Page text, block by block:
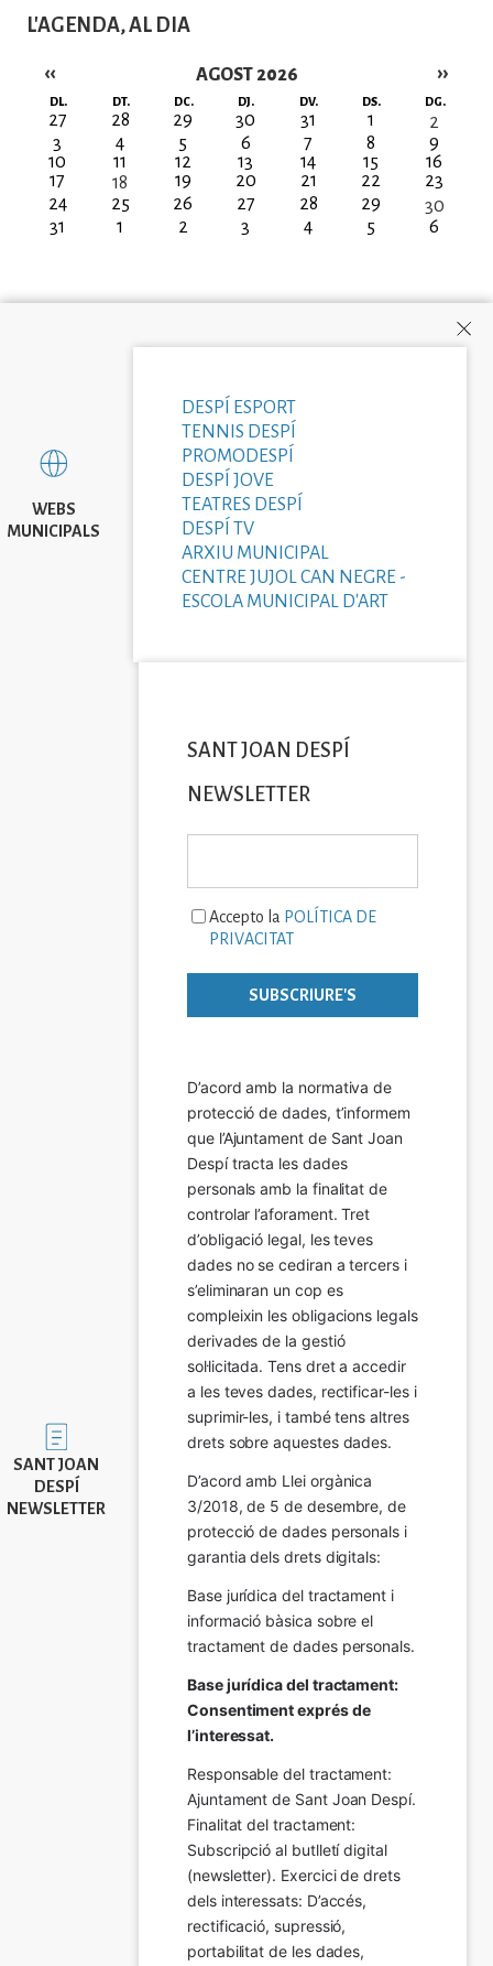
L'AGENDA, AL DIA
AGOST 2026
Paginació
‹‹ ››
DL. DT. DC. DJ. DV. DS. DG.
27 28 29 30 31 1
2
3
4 5 6 7 8
9
10
11 12 13 14 15
16
17
18 19 20 21 22
23
24
25 26 27 28 29
30
31
1 2 3 4 5 6
WEBS
MUNICIPALS
DESPÍ ESPORT
TENNIS DESPÍ
PROMODESPÍ
DESPÍ JOVE
TEATRES DESPÍ
DESPÍ TV
ARXIU MUNICIPAL
CENTRE JUJOL CAN NEGRE -
ESCOLA MUNICIPAL D'ART
Imatge
SANT JOAN
DESPÍ
NEWSLETTER
SANT JOAN DESPÍ
NEWSLETTER
Accepto la POLÍTICA DE
PRIVACITAT
D’acord amb la normativa de
protecció de dades, t’informem
que l’Ajuntament de Sant Joan
Despí tracta les dades
personals amb la finalitat de
controlar l’aforament. Tret
d’obligació legal, les teves
dades no se cediran a tercers i
s’eliminaran un cop es
compleixin les obligacions legals
derivades de la gestió
sol·licitada. Tens dret a accedir
a les teves dades, rectificar-les i
suprimir-les, i també tens altres
drets sobre aquestes dades.
D’acord amb Llei orgànica
3/2018, de 5 de desembre, de
protecció de dades personals i
garantia dels drets digitals:
Base jurídica del tractament i
informació bàsica sobre el
tractament de dades personals.
Base jurídica del tractament:
Consentiment exprés de
l’interessat.
Responsable del tractament:
Ajuntament de Sant Joan Despí.
Finalitat del tractament:
Subscripció al butlletí digital
(newsletter). Exercici de drets
dels interessats: D’accés,
rectificació, supressió,
portabilitat de les dades,